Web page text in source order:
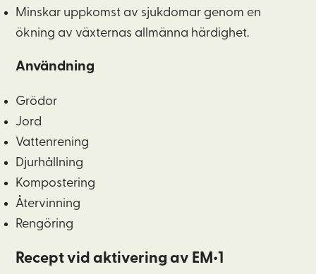
Minskar uppkomst av sjukdomar genom en
ökning av växternas allmänna härdighet.
Användning
Grödor
Jord
Vattenrening
Djurhållning
Kompostering
Återvinning
Rengöring
Recept vid aktivering av EM•1